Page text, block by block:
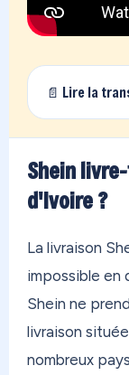
📄 Lire la
ou des
adresse ?
OONOC,
France
boutique au
importe. On
regroupe
Shein
d'Ivoire ?
La livraison
impossible en
Shein ne
livraison
nombreux